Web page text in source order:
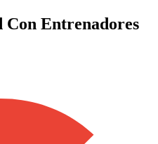
Entrenadores